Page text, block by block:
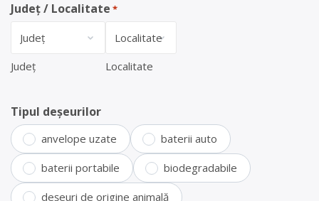
Județ / Localitate *
Județ Localitate
Tipul deșeurilor
anvelope uzate baterii auto
baterii portabile biodegradabile
deșeuri de origine animală